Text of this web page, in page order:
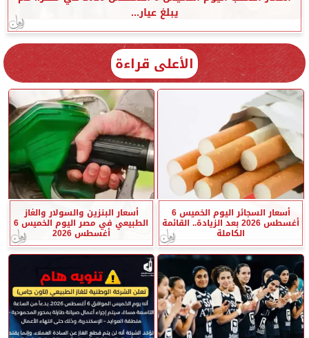
يبلغ عيار...
الأعلى قراءة
أسعار السجائر اليوم الخميس 6
أغسطس 2026 بعد الزيادة.. القائمة
الكاملة
أسعار البنزين والسولار والغاز
الطبيعي في مصر اليوم الخميس 6
أغسطس 2026